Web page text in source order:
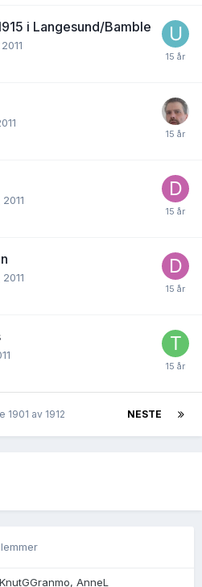
i Langesund/Bamble
NESTE
1901 av 1912
KnutGGranmo AnneL